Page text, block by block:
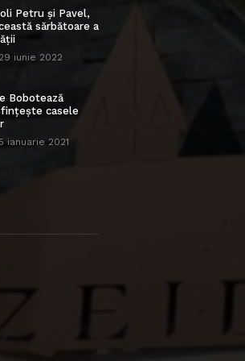
Petru și Pavel,
sărbătoare a
29 iunie 2022
Bobotează
casele
ianuarie 2021